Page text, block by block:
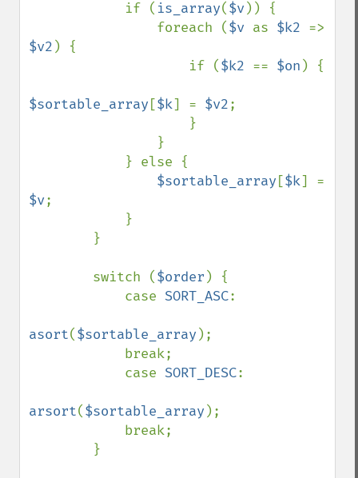
            if (
is_array($v)) {
                foreach (
$v as $k2
$v2 ) {
                    if (
$k2 == $on ) {
$sortable_array [$k] = $v2;
$sortable_array [$k
$v;
        switch (
$order ) {
            case
SORT_ASC:
asort($sortable_array );
            case
SORT_DESC:
arsort($sortable_array );